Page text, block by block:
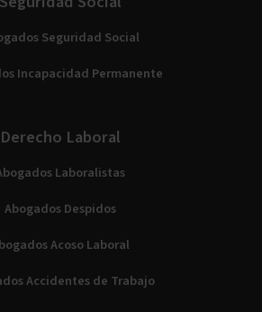
Seguridad Social
Incapacidad Permanente
Derecho Laboral
Laboralistas
Abogados Despidos
Acoso Laboral
Accidentes de Trabajo